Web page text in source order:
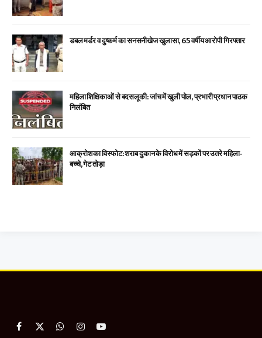
डबल मर्डर व दुष्कर्म का सनसनीखेज खुलासा, 65 वर्षीय आरोपी गिरफ्तार
महिला शिक्षिकाओं से बदसलूकी: जांच में खुली पोल, प्रभारी प्रधान पाठक
निलंबित
आक्रोश का विस्फोट: शराब दुकान के विरोध में सड़कों पर उतरे महिला-
बच्चे, गेट तोड़ा
Facebook
X
WhatsApp
InstagramYouTube